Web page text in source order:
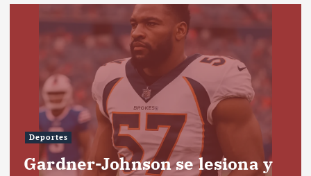
Deportes
Gardner-Johnson se lesiona y